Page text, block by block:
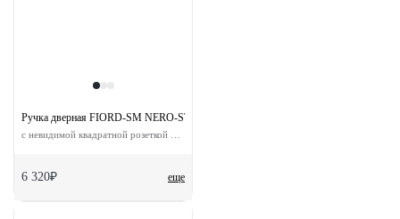
еще
Ручка дверная FIORD-SM NERO-ST
6 320₽